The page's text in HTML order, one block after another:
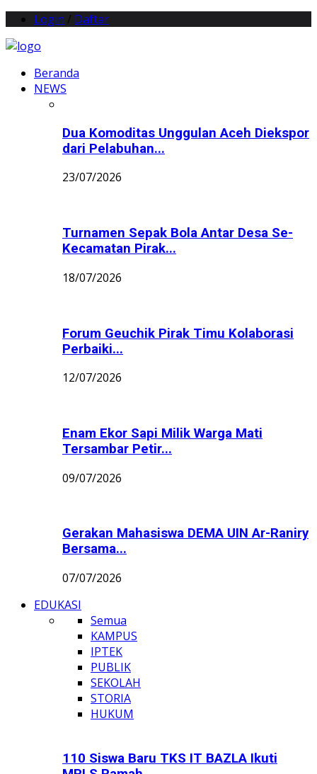
Login / Daftar
Beranda
NEWS
Dua Komoditas Unggulan Aceh Diekspor
dari Pelabuhan...
23/07/2026
Turnamen Sepak Bola Antar Desa Se-
Kecamatan Pirak...
18/07/2026
Forum Geuchik Pirak Timu Kolaborasi
Perbaiki...
12/07/2026
Enam Ekor Sapi Milik Warga Mati
Tersambar Petir...
09/07/2026
Gerakan Mahasiswa DEMA UIN Ar-Raniry
Bersama...
07/07/2026
EDUKASI
Semua
KAMPUS
IPTEK
PUBLIK
SEKOLAH
STORIA
HUKUM
110 Siswa Baru TKS IT BAZLA Ikuti